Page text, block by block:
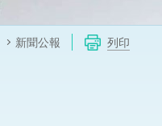
務委員會
民事
新聞公報 列印